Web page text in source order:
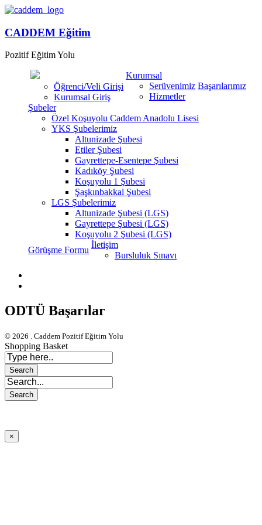
CADDEM Eğitim
Pozitif Eğitim Yolu
Öğrenci/Veli Girişi
Kurumsal Giriş
Kurumsal
Serüvenimiz
Hizmetler
Başarılarımız
Şubeler
Özel Koşuyolu Caddem Anadolu Lisesi
YKS Şubelerimiz
Altunizade Şubesi
Etiler Şubesi
Gayrettepe-Esentepe Şubesi
Kadıköy Şubesi
Koşuyolu 1 Şubesi
Şaşkınbakkal Şubesi
LGS Şubelerimiz
Altunizade Şubesi (LGS)
Gayrettepe Şubesi (LGS)
Koşuyolu 2 Şubesi (LGS)
Görüşme Formu
İletişim
Bursluluk Sınavı
ODTÜ Başarılar
© 2026 . Caddem Pozitif Eğitim Yolu
Shopping Basket
×